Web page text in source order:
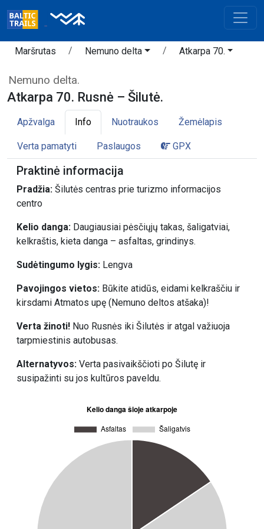
Maršrutas Nemuno delta Atkarpa 70.
Nemuno delta.
Atkarpa 70. Rusnė – Šilutė.
Apžvalga Info Nuotraukos Žemėlapis
Verta pamatyti Paslaugos GPX
Praktinė informacija
Pradžia: Šilutės centras prie turizmo informacijos
centro
Kelio danga: Daugiausiai pėsčiųjų takas, šaligatviai,
kelkraštis, kieta danga – asfaltas, grindinys.
Sudėtingumo lygis: Lengva
Pavojingos vietos: Būkite atidūs, eidami kelkraščiu ir
kirsdami Atmatos upę (Nemuno deltos atšaka)!
Verta žinoti! Nuo Rusnės iki Šilutės ir atgal važiuoja
tarpmiestinis autobusas.
Alternatyvos: Verta pasivaikščioti po Šilutę ir
susipažinti su jos kultūros paveldu.